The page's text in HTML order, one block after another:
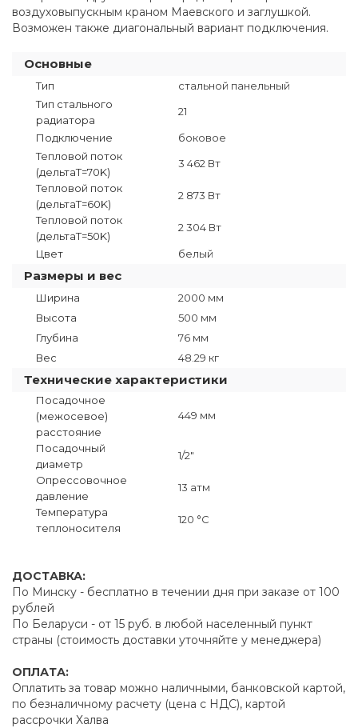
воздуховыпускным краном Маевского и заглушкой.
Возможен также диагональный вариант подключения.
Основные
Тип
стальной панельный
Тип стального
радиатора
21
Подключение
боковое
Тепловой поток
(дельтаT=70K)
3 462 Вт
Тепловой поток
(дельтаТ=60K)
2 873 Вт
Тепловой поток
(дельтаТ=50K)
2 304 Вт
Цвет белый
Размеры и вес
Ширина
2000 мм
Высота
500 мм
Глубина
76 мм
Вес
48.29 кг
Технические характеристики
Посадочное
(межосевое)
расстояние
449 мм
Посадочный
диаметр
1/2"
Опрессовочное
давление
13 атм
Температура
теплоносителя
120 °C
ДОСТАВКА:
По Минску - бесплатно в течении дня при заказе от 100
рублей
По Беларуси - от 15 руб. в любой населенный пункт
страны (стоимость доставки уточняйте у менеджера)
ОПЛАТА:
Оплатить за товар можно наличными, банковской картой,
по безналичному расчету (цена с НДС), картой
рассрочки Халва